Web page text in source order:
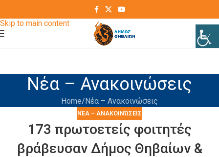
Skip to main content
Νέα – Ανακοινώσεις
Home Νέα – Ανακοινώσεις
ΝΈΑ – ΑΝΑΚΟΙΝΏΣΕΙΣ
173 πρωτοετείς φοιτητές
βράβευσαν Δήμος Θηβαίων &